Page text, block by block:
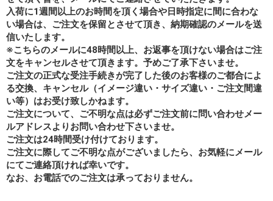
入荷に1週間以上のお時間を頂く場合や日時指定に間に合わな
い場合は、ご注文を保留とさせて頂き、納期確認のメールを送
信いたします。
※こちらのメールに48時間以上、お返事を頂けない場合はご注
文をキャンセルさせて頂きます。予めご了承下さいませ。
ご注文の正式な受注手続きが完了した後のお客様のご都合によ
る交換、キャンセル（イメージ違い・サイズ違い・ご注文間違
い等）はお受け致しかねます。
ご注文について、ご不明な点は必ずご注文前に問い合わせメー
ルアドレスよりお問い合わせ下さいませ。
ご注文は24時間受け付けております。
ご注文に際してご不明な点がございましたら、お気軽にメール
にてご連絡頂ければ幸いです。
なお、 お電話でのご注文は承っておりません。